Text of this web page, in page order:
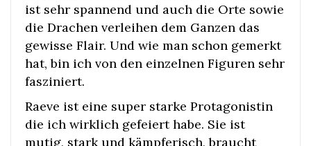
ist sehr spannend und auch die Orte sowie
die Drachen verleihen dem Ganzen das
gewisse Flair. Und wie man schon gemerkt
hat, bin ich von den einzelnen Figuren sehr
fasziniert.
Raeve ist eine super starke Protagonistin
die ich wirklich gefeiert habe. Sie ist
mutig, stark und kämpferisch, braucht